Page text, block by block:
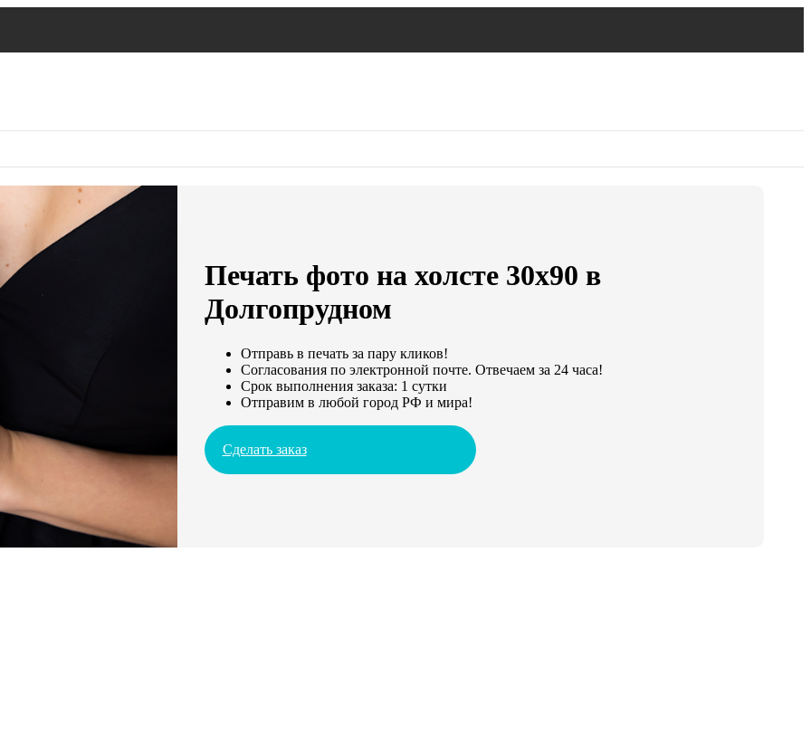
Печать фото на холсте 30х90 в
Долгопрудном
Отправь в печать за пару кликов!
Согласования по электронной почте. Отвечаем за 24 часа!
Срок выполнения заказа: 1 сутки
Отправим в любой город РФ и мира!
Сделать заказ